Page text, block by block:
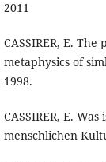
2011
CASSIRER, E.
metaphysics of
1998.
CASSIRER, E.
menschlichen